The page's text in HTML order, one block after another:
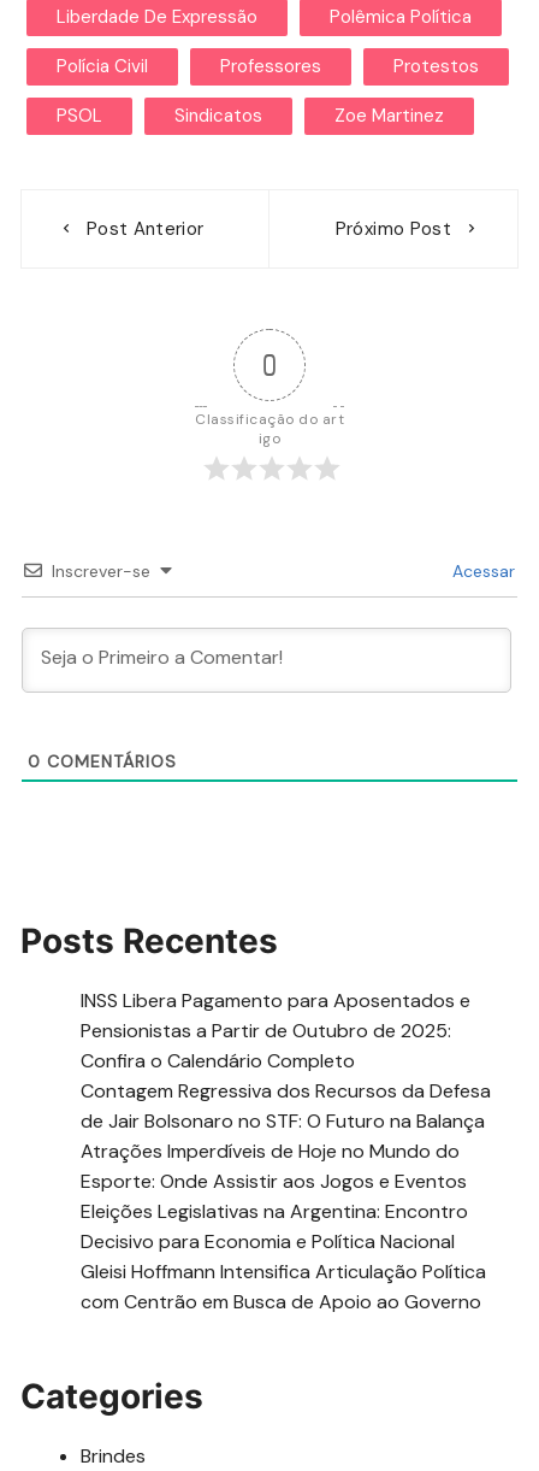
Liberdade De Expressão Polêmica Política
Polícia Civil Professores Protestos
PSOL Sindicatos Zoe Martinez
Post Anterior Próximo Post
0
Classificação do art
igo
Inscrever-se Acessar
0 COMENTÁRIOS
Posts Recentes
INSS Libera Pagamento para Aposentados e
Pensionistas a Partir de Outubro de 2025:
Confira o Calendário Completo
Contagem Regressiva dos Recursos da Defesa
de Jair Bolsonaro no STF: O Futuro na Balança
Atrações Imperdíveis de Hoje no Mundo do
Esporte: Onde Assistir aos Jogos e Eventos
Eleições Legislativas na Argentina: Encontro
Decisivo para Economia e Política Nacional
Gleisi Hoffmann Intensifica Articulação Política
com Centrão em Busca de Apoio ao Governo
Categories
Brindes